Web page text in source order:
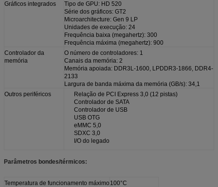
Gráficos integrados
Tipo de GPU: HD 520
Série dos gráficos: GT2
Microarchitecture: Gen 9 LP
Unidades de execução: 24
Frequência baixa (megahertz): 300
Frequência máxima (megahertz): 900
Controlador da
memória
O número de controladores: 1
Canais da memória: 2
Memória apoiada: DDR3L-1600, LPDDR3-1866, DDR4-
2133
Largura de banda máxima da memória (GB/s): 34,1
Outros periféricos
Relação de PCI Express 3,0 (12 pistas)
Controlador de SATA
Controlador de USB
USB OTG
eMMC 5,0
SDXC 3,0
I/O do legado
Parâmetros bondes/térmicos:
Temperatura de funcionamento máximo 100°C